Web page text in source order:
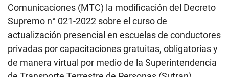
Comunicaciones (MTC) la modificación del Decreto
Supremo n° 021-2022 sobre el curso de
actualización presencial en escuelas de conductores
privadas por capacitaciones gratuitas, obligatorias y
de manera virtual por medio de la Superintendencia